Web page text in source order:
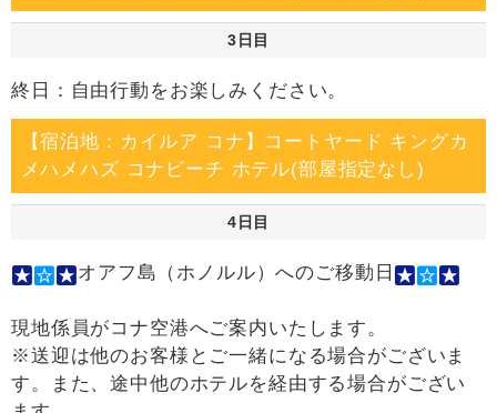
3日目
終日：自由行動をお楽しみください。
【宿泊地：カイルア コナ】コートヤード キングカ
メハメハズ コナビーチ ホテル(部屋指定なし)
4日目
オアフ島（ホノルル）へのご移動日
現地係員がコナ空港へご案内いたします。
※送迎は他のお客様とご一緒になる場合がございま
す。また、途中他のホテルを経由する場合がござい